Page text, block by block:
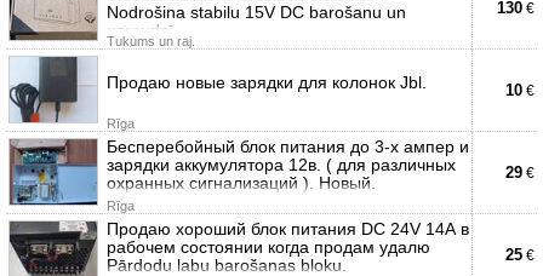
Nodrošina stabilu 15V DC barošanu un
uzraudzī
Tukums un raj.
130 €
Продаю новые зарядки для колонок Jbl.
Rīga
10 €
Бесперебойный блок питания до 3-х ампер и
зарядки аккумулятора 12в. ( для различных
охранных сигнализаций ). Новый.
Rīga
29 €
Продаю хороший блок питания DC 24V 14А в
рабочем состоянии когда продам удалю
Pārdodu labu barošanas bloku.
25 €